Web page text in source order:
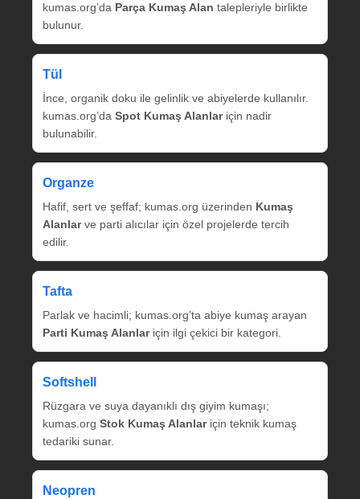
kumas.org’da Parça Kumaş Alan talepleriyle birlikte
bulunur.
Tül
İnce, organik doku ile gelinlik ve abiyelerde kullanılır.
kumas.org’da Spot Kumaş Alanlariçin nadir
bulunabilir.
Organze
Hafif, sert ve şeffaf; kumas.org üzerinden Kumaş
Alanlarve parti alıcılar için özel projelerde tercih
edilir.
Tafta
Parlak ve hacimli; kumas.org’ta abiye kumaş arayan
Parti Kumaş Alanlariçin ilgi çekici bir kategori.
Softshell
Rüzgara ve suya dayanıklı dış giyim kumaşı;
kumas.org Stok Kumaş Alanlariçin teknik kumaş
tedariki sunar.
Neopren